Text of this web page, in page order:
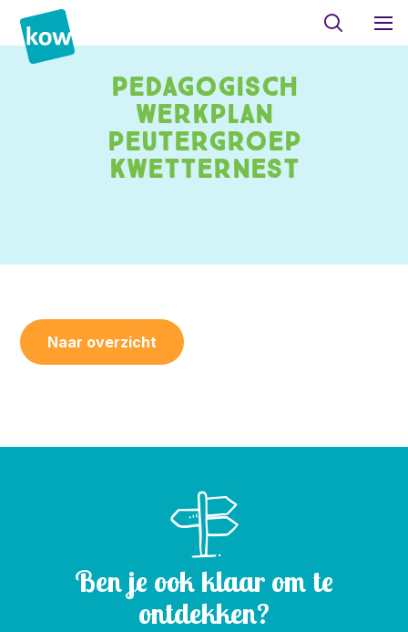
Pedagogisch
werkplan
peutergroep
Kwetternest
Naar overzicht
Ben je ook klaar om te
ontdekken?